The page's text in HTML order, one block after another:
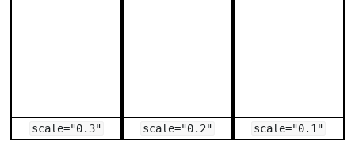
scale="0.3" scale="0.2" scale="0.1"